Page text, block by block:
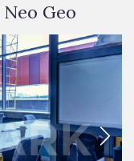
Geo